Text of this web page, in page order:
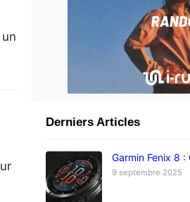
Derniers Articles
Garmin Fenix 8 :
9 septembre 2025